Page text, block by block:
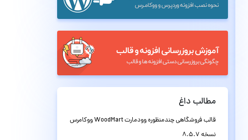
مطالب داغ
قالب فروشگاهی چندمنظوره وودمارت WoodMart ووکامرس
نسخه 8.5.7